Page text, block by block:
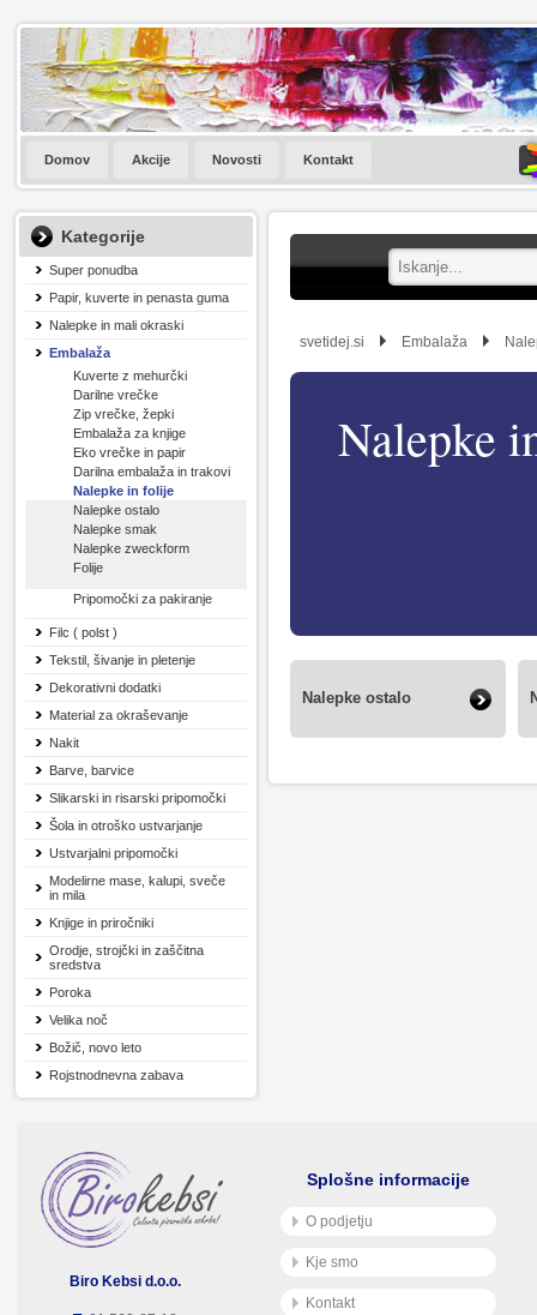
Domov Akcije Novosti Kontakt
Kategorije
Super ponudba
Papir, kuverte in penasta guma
Nalepke in mali okraski
Embalaža
Kuverte z mehurčki
Darilne vrečke
Zip vrečke, žepki
Embalaža za knjige
Eko vrečke in papir
Darilna embalaža in trakovi
Nalepke in folije
Nalepke ostalo
Nalepke smak
Nalepke zweckform
Folije
Pripomočki za pakiranje
Filc ( polst )
Tekstil, šivanje in pletenje
Dekorativni dodatki
Material za okraševanje
Nakit
Barve, barvice
Slikarski in risarski pripomočki
Šola in otroško ustvarjanje
Ustvarjalni pripomočki
Modelirne mase, kalupi, sveče
in mila
Knjige in priročniki
Orodje, strojčki in zaščitna
sredstva
Poroka
Velika noč
Božič, novo leto
Rojstnodnevna zabava
svetidej.si Embalaža
Nalepke
Nalepke ostalo
Biro Kebsi d.o.o.
Splošne informacije
O podjetju
Kje smo
Kontakt